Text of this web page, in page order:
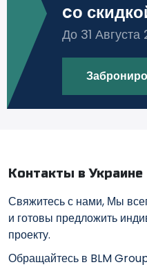
cо
До 31
Контакты в Украине
Свяжитесь с нами, Мы
и готовы предложить
проекту.
Обращайтесь в BLM